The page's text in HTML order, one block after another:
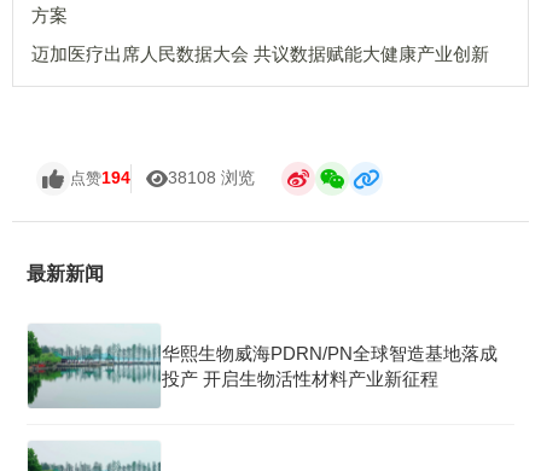
方案
迈加医疗出席人民数据大会 共议数据赋能大健康产业创新
点赞194 38108 浏览
最新新闻
华熙生物威海PDRN/PN全球智造基地落成
投产 开启生物活性材料产业新征程